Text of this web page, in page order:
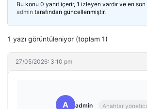
Bu konu 0 yanıt içerir, 1 izleyen vardır ve en son
admin tarafından güncellenmiştir.
1 yazı görüntüleniyor (toplam 1)
27/05/2026: 3:10 pm
A admin Anahtar yönetici